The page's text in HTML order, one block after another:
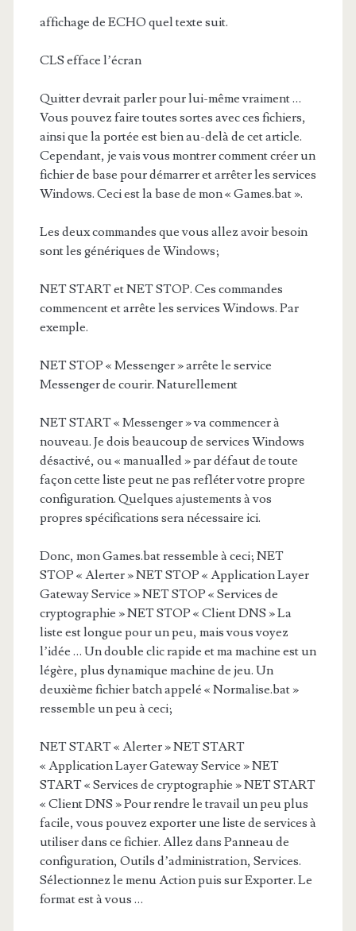
affichage de ECHO quel texte suit.
CLS efface l’écran
Quitter devrait parler pour lui-même vraiment …
Vous pouvez faire toutes sortes avec ces fichiers,
ainsi que la portée est bien au-delà de cet article.
Cependant, je vais vous montrer comment créer un
fichier de base pour démarrer et arrêter les services
Windows. Ceci est la base de mon « Games.bat ».
Les deux commandes que vous allez avoir besoin
sont les génériques de Windows;
NET START et NET STOP. Ces commandes
commencent et arrête les services Windows. Par
exemple.
NET STOP « Messenger » arrête le service
Messenger de courir. Naturellement
NET START « Messenger » va commencer à
nouveau. Je dois beaucoup de services Windows
désactivé, ou « manualled » par défaut de toute
façon cette liste peut ne pas refléter votre propre
configuration. Quelques ajustements à vos
propres spécifications sera nécessaire ici.
Donc, mon Games.bat ressemble à ceci; NET
STOP « Alerter » NET STOP « Application Layer
Gateway Service » NET STOP « Services de
cryptographie » NET STOP « Client DNS » La
liste est longue pour un peu, mais vous voyez
l’idée … Un double clic rapide et ma machine est un
légère, plus dynamique machine de jeu. Un
deuxième fichier batch appelé « Normalise.bat »
ressemble un peu à ceci;
NET START « Alerter » NET START
« Application Layer Gateway Service » NET
START « Services de cryptographie » NET START
« Client DNS » Pour rendre le travail un peu plus
facile, vous pouvez exporter une liste de services à
utiliser dans ce fichier. Allez dans Panneau de
configuration, Outils d’administration, Services.
Sélectionnez le menu Action puis sur Exporter. Le
format est à vous …